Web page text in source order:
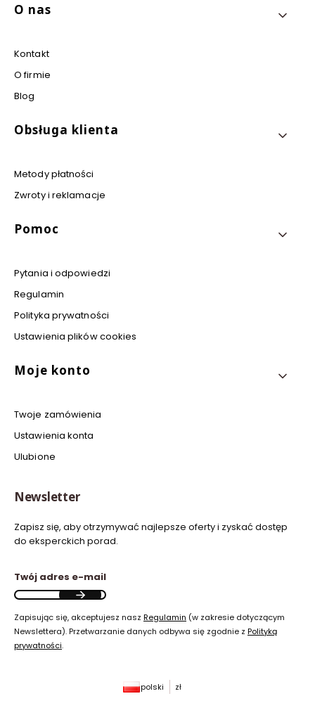
Linki w stopce
O nas
Kontakt
O firmie
Blog
Obsługa klienta
Metody płatności
Zwroty i reklamacje
Pomoc
Pytania i odpowiedzi
Regulamin
Polityka prywatności
Ustawienia plików cookies
Moje konto
Twoje zamówienia
Ustawienia konta
Ulubione
Newsletter
Zapisz się, aby otrzymywać najlepsze oferty i zyskać dostęp
do eksperckich porad.
Twój adres e-mail
Zapisując się, akceptujesz nasz Regulamin (w zakresie dotyczącym
Newslettera). Przetwarzanie danych odbywa się zgodnie z Polityką
prywatności.
polski zł